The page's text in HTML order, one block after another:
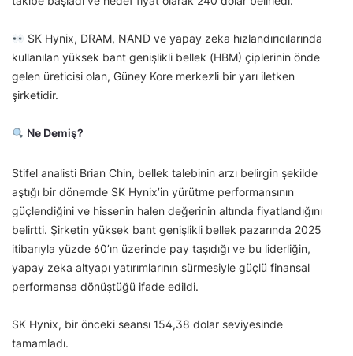
SK Hynix, DRAM, NAND ve yapay zeka hızlandırıcılarında
kullanılan yüksek bant genişlikli bellek (HBM) çiplerinin önde
gelen üreticisi olan, Güney Kore merkezli bir yarı iletken
şirketidir.
Ne Demiş?
Stifel analisti Brian Chin, bellek talebinin arzı belirgin şekilde
aştığı bir dönemde SK Hynix’in yürütme performansının
güçlendiğini ve hissenin halen değerinin altında fiyatlandığını
belirtti. Şirketin yüksek bant genişlikli bellek pazarında 2025
itibarıyla yüzde 60’ın üzerinde pay taşıdığı ve bu liderliğin,
yapay zeka altyapı yatırımlarının sürmesiyle güçlü finansal
performansa dönüştüğü ifade edildi.
SK Hynix, bir önceki seansı 154,38 dolar seviyesinde
tamamladı.